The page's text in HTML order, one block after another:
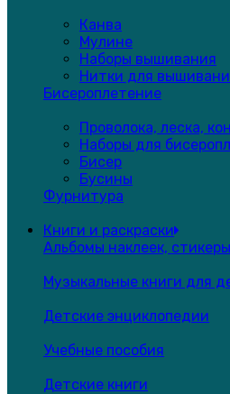
Канва
Мулине
Наборы вышивания
Нитки для
Бисероплетение
Проволока, леска,
Наборы для
Бисер
Бусины
Фурнитура
Книги и раскраски
Альбомы наклеек, стикеры
Музыкальные книги для
Детские энциклопедии
Учебные пособия
Детские книги